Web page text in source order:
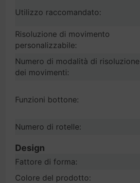
Utilizzo raccomandato:
Risoluzione di movimento
personalizzabile:
Numero di modalità di risoluzione
dei movimenti:
Funzioni bottone:
Numero di rotelle:
Design
Fattore di forma:
Colore del prodotto: